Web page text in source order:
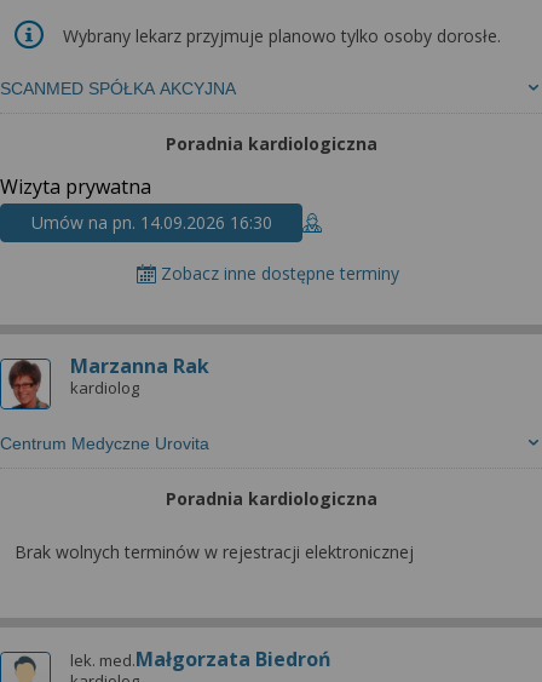
SCANMED SPÓŁKA AKCYJNA
Wybrany lekarz przyjmuje planowo tylko osoby dorosłe.
Poradnia kardiologiczna
Wizyta prywatna
Umów na pn. 14.09.2026 16:30
Zobacz inne dostępne terminy
Marzanna Rak
kardiolog
Centrum Medyczne Urovita
Poradnia kardiologiczna
Brak wolnych terminów w rejestracji elektronicznej
lek. med.Małgorzata Biedroń